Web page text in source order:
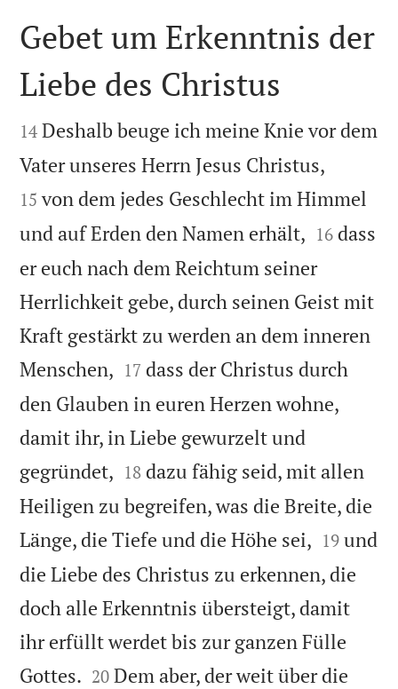

Gebet um Erkenntnis der
Liebe des Christus

14 Deshalb beuge ich meine Knie vor dem
Vater unseres Herrn Jesus Christus,
15 von dem jedes Geschlecht im Himmel
und auf Erden den Namen erhält, 

16 dass
er euch nach dem Reichtum seiner
Herrlichkeit gebe, durch seinen Geist mit
Kraft gestärkt zu werden an dem inneren
Menschen, 

17 dass der Christus durch
den Glauben in euren Herzen wohne,
damit ihr, in Liebe gewurzelt und
gegründet, 

18 dazu fähig seid, mit allen
Heiligen zu begreifen, was die Breite, die
Länge, die Tiefe und die Höhe sei, 

19 und
die Liebe des Christus zu erkennen, die
doch alle Erkenntnis übersteigt, damit
ihr erfüllt werdet bis zur ganzen Fülle
Gottes. 

20 Dem aber, der weit über die